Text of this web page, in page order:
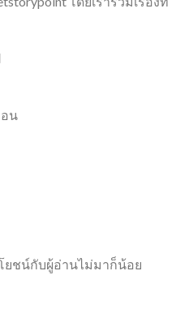
น
ยชน์กับผู้อ่านไม่มาก็น้อย